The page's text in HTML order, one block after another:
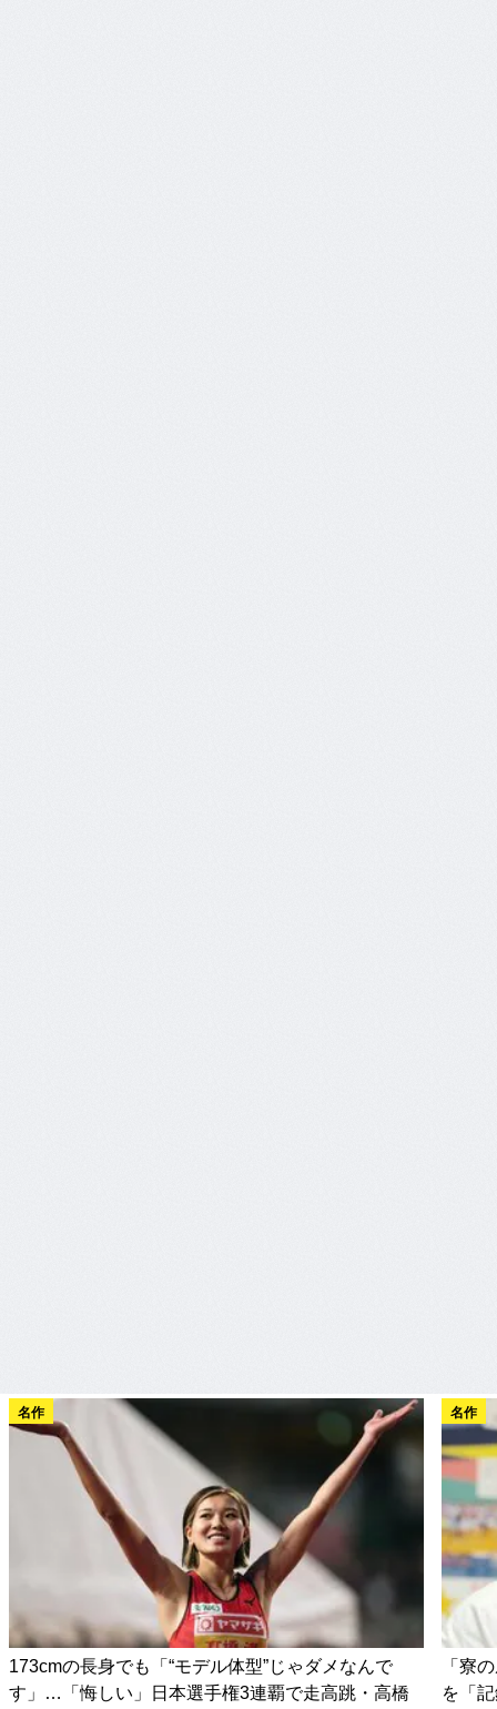
名作
173cmの長身でも「“モデル体型”じゃダメなんで
す」…「悔しい」日本選手権3連覇で走高跳・高橋
名作
「寮
を「